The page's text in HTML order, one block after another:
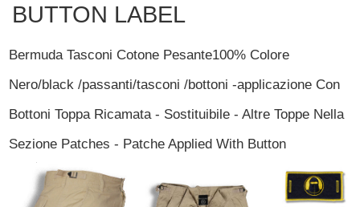
BUTTON LABEL
Bermuda Tasconi Cotone Pesante100% Colore
Nero/black /passanti/tasconi /bottoni -applicazione Con
Bottoni Toppa Ricamata - Sostituibile - Altre Toppe Nella
Sezione Patches - Patche Applied With Button